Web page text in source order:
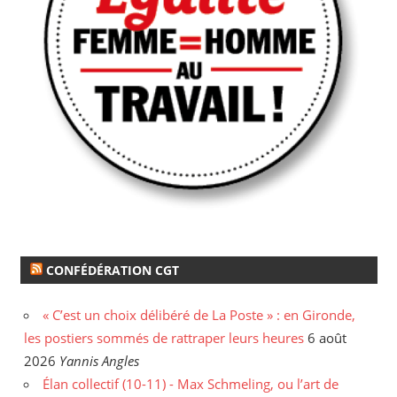
CONFÉDÉRATION CGT
« C’est un choix délibéré de La Poste » : en Gironde,
les postiers sommés de rattraper leurs heures 6 août
2026 Yannis Angles
Élan collectif (10-11) - Max Schmeling, ou l’art de